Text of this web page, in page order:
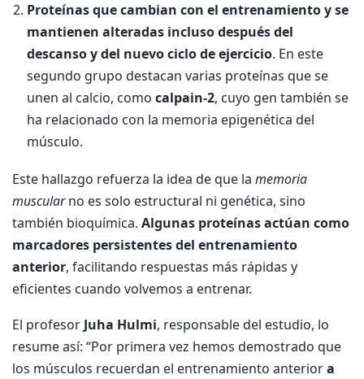
Proteínas que cambian con el entrenamiento y se
mantienen alteradas incluso después del
descanso y del nuevo ciclo de ejercicio. En este
segundo grupo destacan varias proteínas que se
unen al calcio, comocalpain-2, cuyo gen también se
ha relacionado con la memoria epigenética del
músculo.
Este hallazgo refuerza la idea de que la memoria
muscularno es solo estructural ni genética, sino
también bioquímica. Algunas proteínas actúan como
marcadores persistentes del entrenamiento
anterior, facilitando respuestas más rápidas y
eficientes cuando volvemos a entrenar.
El profesor Juha Hulmi, responsable del estudio, lo
resume así: “Por primera vez hemos demostrado que
los músculos recuerdan el entrenamiento anteriora